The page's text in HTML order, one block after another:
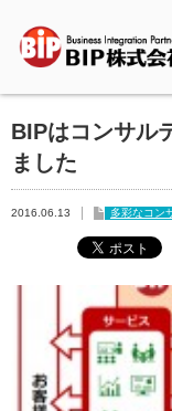
BIPはコンサル
ました
2016.06.13 多彩なコン